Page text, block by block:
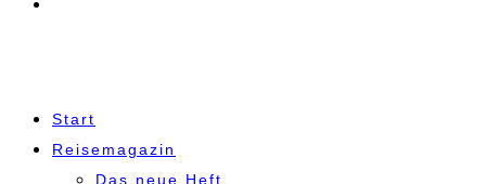
Start
Reisemagazin
Das neue Heft